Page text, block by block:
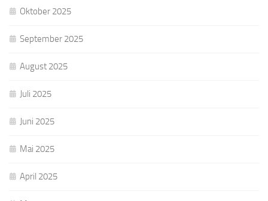
Oktober 2025
September 2025
August 2025
Juli 2025
Juni 2025
Mai 2025
April 2025